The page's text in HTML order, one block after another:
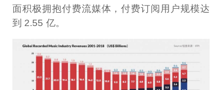
面积极拥抱付费流媒体，付费订阅用户规模达
到 2.55 亿。